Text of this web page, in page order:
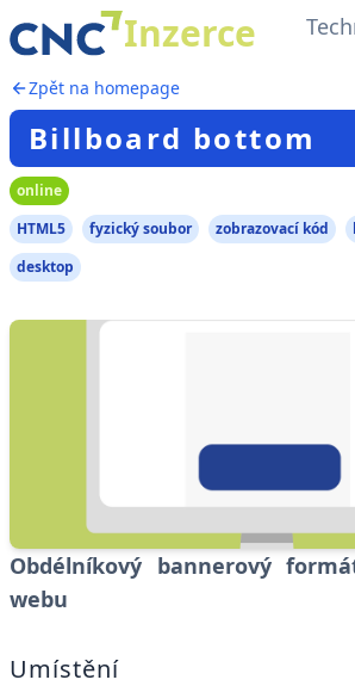
Inzerce
Zpět na homepage
Billboard bottom
online
HTML5
fyzický soubor zobrazovací kód
desktop
Obdélníkový bannerový
webu
Umístění